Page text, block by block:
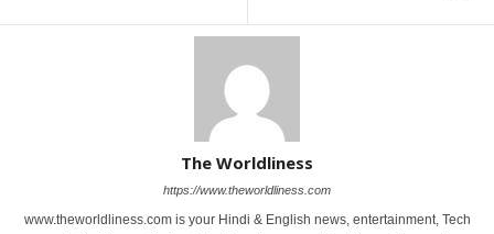
The Worldliness
https://www.theworldliness.com
www.theworldliness.com is your Hindi & English news, entertainment, Tech